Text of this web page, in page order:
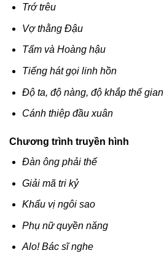
Trớ trêu
Vợ thằng Đậu
Tấm và Hoàng hậu
Tiếng hát gọi linh hồn
Độ ta, độ nàng, độ khắp thế gian
Cánh thiệp đầu xuân
Chương trình truyền hình
Đàn ông phải thế
Giải mã tri kỷ
Khẩu vị ngôi sao
Phụ nữ quyền năng
Alo! Bác sĩ nghe